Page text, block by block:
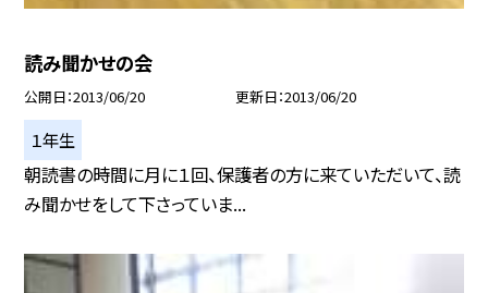
読み聞かせの会
公開日 2013/06/20 更新日 2013/06/20
１年生
朝読書の時間に月に１回、保護者の方に来ていただいて、読
み聞かせをして下さっていま...